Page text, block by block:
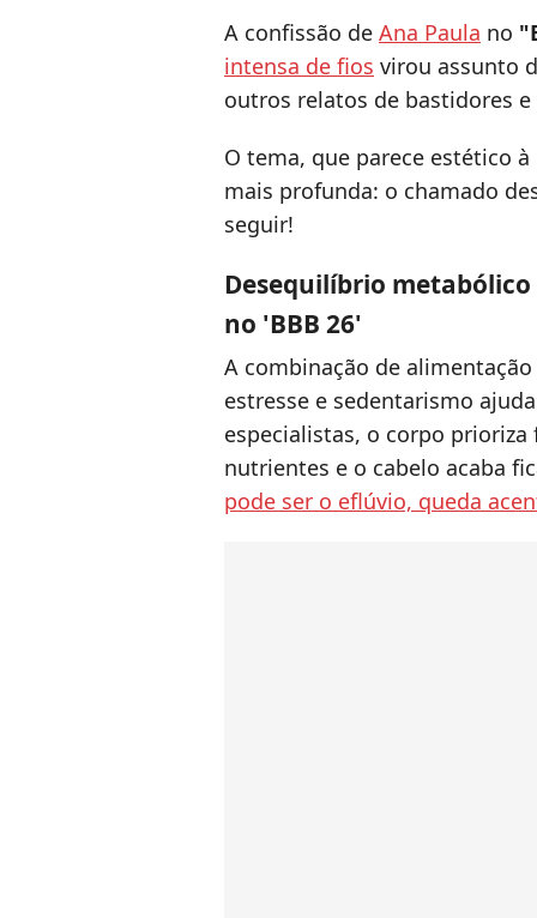
A confissão de Ana Paula no
intensa de fios virou assunto
outros relatos de bastidores
O tema, que parece estético
mais profunda: o chamado
seguir!
Desequilíbrio
no 'BBB 26'
A combinação de
estresse e sedentarismo
especialistas, o corpo
nutrientes e o cabelo acaba
pode ser o eflúvio, queda